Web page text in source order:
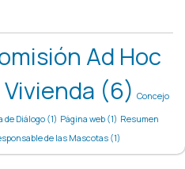
Ad Hoc
(6) Concejo
de Diálogo (1) Página web (1) Resumen
de las Mascotas (1)